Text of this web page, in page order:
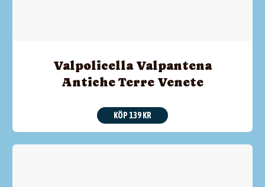
Valpolicella Valpantena
Antiche Terre Venete
KÖP 139 KR